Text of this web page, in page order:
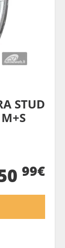
STUD
99€